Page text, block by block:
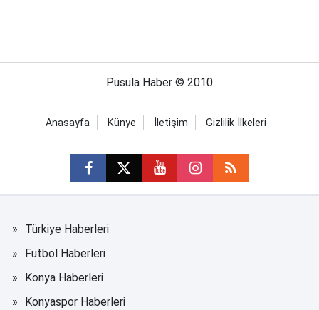
Pusula Haber © 2010
Anasayfa Künye İletişim Gizlilik İlkeleri
Türkiye Haberleri
Futbol Haberleri
Konya Haberleri
Konyaspor Haberleri